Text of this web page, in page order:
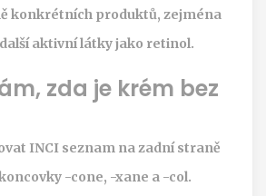
konkrétních produktů, zejména
aktivní látky jako retinol.
zda je krém bez
INCI seznam na zadní straně
-cone, -xane a -col.